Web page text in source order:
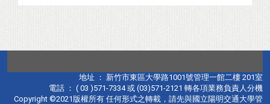
地址 ： 新竹市東區大學路1001號管理一館二樓 201室
電話 ： ( 03 )571-7334 或 (03)571-2121 轉各項業務負責人分機
Copyright ©2021版權所有 任何形式之轉載，請先與國立陽明交通大學管